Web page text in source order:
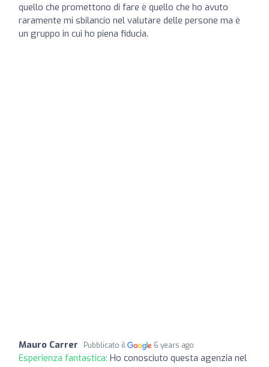
quello che promettono di fare è quello che ho avuto
raramente mi sbilancio nel valutare delle persone ma è
un gruppo in cui ho piena fiducia.
Mauro Carrer Pubblicato il 6 years ago
Esperienza fantastica: Ho conosciuto questa agenzia nel